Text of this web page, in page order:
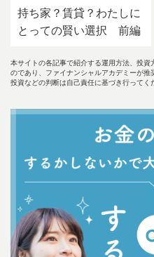
持ち家？賃貸？わたしに
とっての賢い選択 前編
本サイトの各記事で紹介する運用方法、投
のであり、ファイナンシャルアカデミーが推
投資などの判断は自己責任に基づき行ってく